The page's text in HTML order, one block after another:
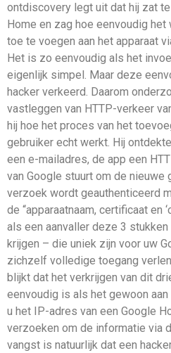
ontdiscovery legt uit dat hij zat
Home en zag hoe eenvoudig
toe te voegen aan het apparaat
Het is zo eenvoudig als het
eigenlijk simpel. Maar deze
hacker verkeerd. Daarom
vastleggen van HTTP-verkeer
hij hoe het proces van het
gebruiker echt werkt. Hij
een e-mailadres, de app een
van Google stuurt om de
verzoek wordt geauthenticeerd
de “apparaatnaam, certificaat en
als een aanvaller deze 3
krijgen – die uniek zijn voor uw
zichzelf volledige toegang
blijkt dat het verkrijgen van dit
eenvoudig is als het gewoon
u het IP-adres van een Google
verzoeken om de informatie via
vangst is natuurlijk dat een